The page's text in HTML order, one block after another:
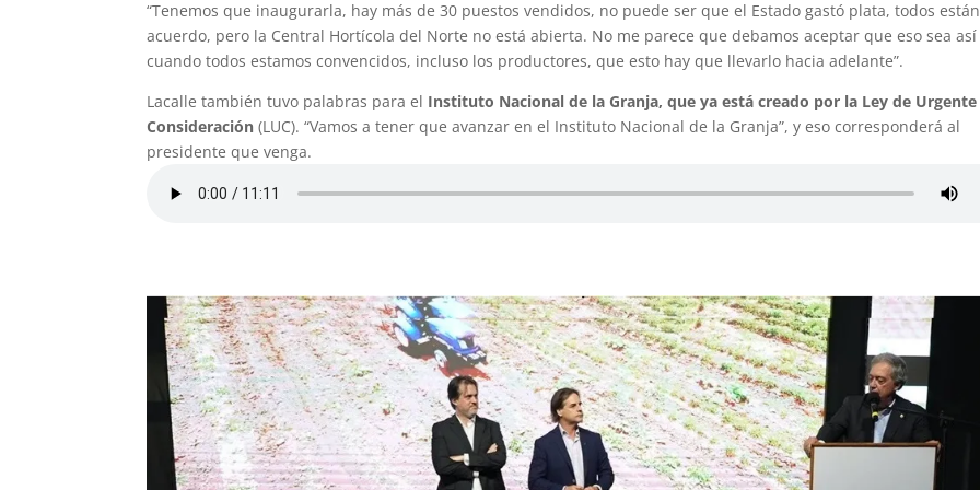
“Tenemos que inaugurarla, hay más de 30 puestos vendidos, no puede ser que el Estado gastó plata, todos
acuerdo, pero la Central Hortícola del Norte no está abierta. No me parece que debamos aceptar que eso sea así
cuando todos estamos convencidos, incluso los productores, que esto hay que llevarlo hacia adelante”.
Lacalle también tuvo palabras para el Instituto Nacional de la Granja, que ya está creado por la Ley de Urgente
Consideración(LUC). “Vamos a tener que avanzar en el Instituto Nacional de la Granja”, y eso corresponderá al
presidente que venga.